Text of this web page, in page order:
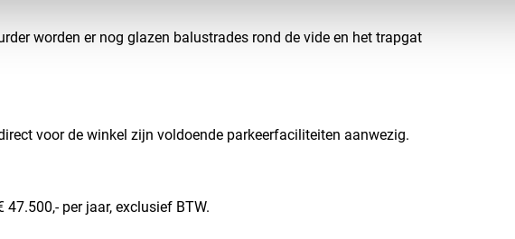
worden er nog glazen balustrades rond de vide en het trapgat
voor de winkel zijn voldoende parkeerfaciliteiten aanwezig.
per jaar, exclusief BTW.